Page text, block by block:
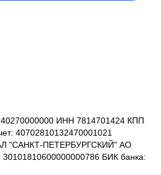
ИНН 7814701424 КПП
40702810132470001021
"САНКТ-ПЕТЕРБУРГСКИЙ" АО
БИК банка: